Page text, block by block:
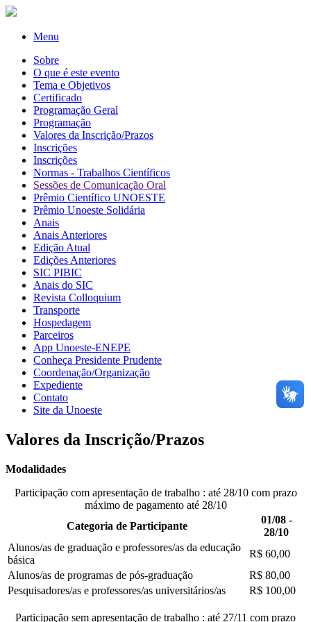
Menu
Sobre
O que é este evento
Tema e Objetivos
Certificado
Programação Geral
Programação
Valores da Inscrição/Prazos
Inscrições
Inscrições
Normas - Trabalhos Científicos
Sessões de Comunicação Oral
Prêmio Científico UNOESTE
Prêmio Unoeste Solidária
Anais
Anais Anteriores
Edição Atual
Edições Anteriores
SIC PIBIC
Anais do SIC
Revista Colloquium
Transporte
Hospedagem
Parceiros
App Unoeste-ENEPE
Conheça Presidente Prudente
Coordenação/Organização
Expediente
Contato
Site da Unoeste
Valores da Inscrição/Prazos
Modalidades
Participação com apresentação de trabalho : até 28/10 com prazo
máximo de pagamento até 28/10
Categoria de Participante
01/08 -
28/10
Alunos/as de graduação e professores/as da educação
básica
R$ 60,00
Alunos/as de programas de pós-graduação
R$ 80,00
Pesquisadores/as e professores/as universitários/as
R$ 100,00
Participação sem apresentação de trabalho : até 27/11 com prazo